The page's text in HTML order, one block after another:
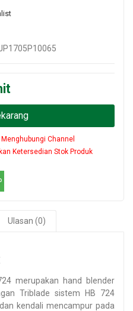
Channel
Ketersedian Stok Produk
Ulasan (0)
merupakan hand blender
Triblade sistem HB 724
kendali mencampur pada